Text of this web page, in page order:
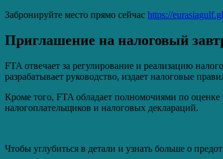
Забронируйте место прямо сейчас https://
Приглашение на налоговый
FTA отвечает за регулирование и реализацию
разрабатывает руководство, издает налоговые
Кроме того, FTA обладает полномочиями по оценке
налогоплательщиков и налоговых деклараций.
Чтобы углубиться в детали и узнать больше о